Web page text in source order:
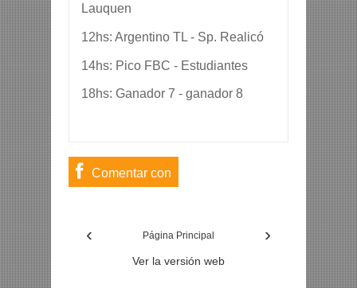
Lauquen
12hs: Argentino TL - Sp. Realicó
14hs: Pico FBC - Estudiantes
18hs: Ganador 7 - ganador 8
Comentar con
Facebook
‹ ›
Página Principal
Ver la versión web